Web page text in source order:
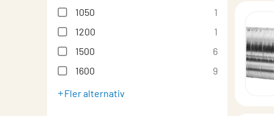
1050
1
1200
1
1500
6
1600
9
Fler alternativ